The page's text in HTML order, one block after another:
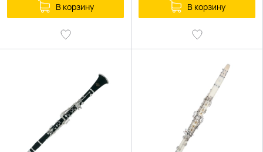
В корзину В корзину